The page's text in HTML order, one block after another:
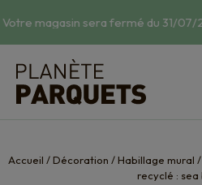
magasin sera fermé du 31/07/
Accueil /Décoration /Habillage mural /
recyclé : sea